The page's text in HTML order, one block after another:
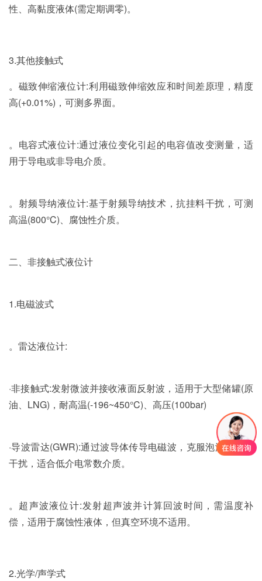
性、高黏度液体(需定期调零)。
3.其他接触式
。磁致伸缩液位计:利用磁致伸缩效应和时间差原理，精度
高(+0.01%)，可测多界面。
。电容式液位计:通过液位变化引起的电容值改变测量，适
用于导电或非导电介质。
。射频导纳液位计:基于射频导纳技术，抗挂料干扰，可测
高温(800°C)、腐蚀性介质。
二、非接触式液位计
1.电磁波式
。雷达液位计:
·非接触式:发射微波并接收液面反射波，适用于大型储罐(原
油、LNG)，耐高温(-196~450°C)、高压(100bar)
·导波雷达(GWR):通过波导体传导电磁波，克服泡沫、蒸汽
干扰，适合低介电常数介质。
。超声波液位计:发射超声波并计算回波时间，需温度补
偿，适用于腐蚀性液体，但真空环境不适用。
2.光学/声学式